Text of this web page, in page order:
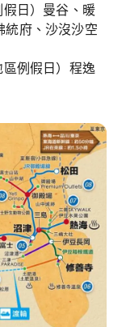
日）曼谷、暖
統府、沙沒沙空
例假日）程逸